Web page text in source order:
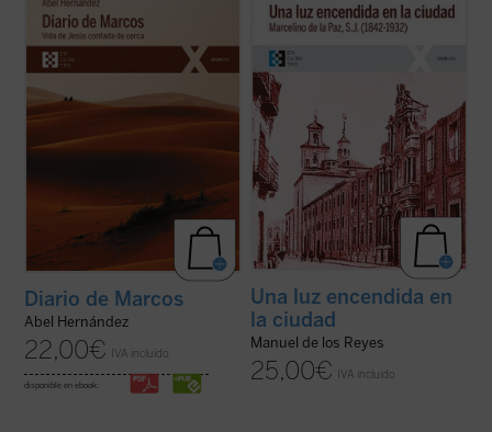
vida a la historia de Jesús de Nazaret, que
es «contada de cerca» por un aún joven e
inexperto evangelista Marcos, a quien
Jesús le encarga, nada más conocerle ...
(ver ficha)
Diario de Marcos
Abel Hernández
22,00€ IVA incluido
disponible en ebook:
Jesús. Docente, predicador, misionero,
confesor e impulsor de obras sociales, su
implicación en el ministerio del ...
(ver ficha)
Una luz encendida en
la ciudad
Manuel de los Reyes
25,00€ IVA incluido